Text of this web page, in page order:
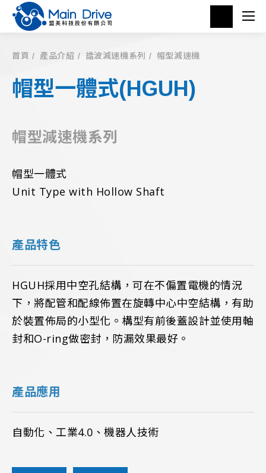
首頁 產品介紹 諧波減速機系列 帽型減速機
帽型一體式(HGUH)
帽型減速機系列
帽型一體式
Unit Type with Hollow Shaft
產品特色
HGUH採用中空孔結構，可在不偏置電機的情況
下，將配管和配線佈置在旋轉中心中空結構，有助
於裝置佈局的小型化。構型有前後蓋設計並使用軸
封和O-ring做密封，防漏效果最好。
產品應用
自動化、工業4.0、機器人技術